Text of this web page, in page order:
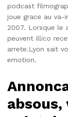
podcast
joue grace au va-
2007. Lorsque le
peuvent illico
arrete.Lyon sait
emotion.